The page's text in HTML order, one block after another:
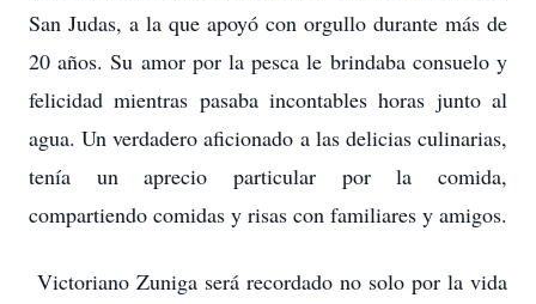
San Judas, a la que apoyó con orgullo durante más de
20 años. Su amor por la pesca le brindaba consuelo y
felicidad mientras pasaba incontables horas junto al
agua. Un verdadero aficionado a las delicias culinarias,
tenía un aprecio particular por la comida,
compartiendo comidas y risas con familiares y amigos.
Victoriano Zuniga será recordado no solo por la vida